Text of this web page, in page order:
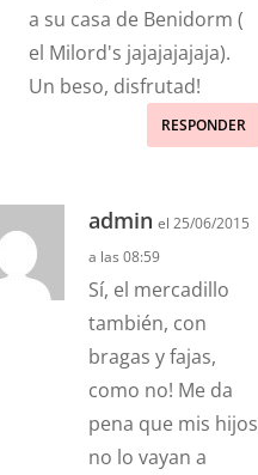
a su casa de Benidorm (
el Milord's jajajajajaja).
Un beso, disfrutad!
RESPONDER
admin el 25/06/2015
a las 08:59
Sí, el mercadillo
también, con
bragas y fajas,
como no! Me da
pena que mis hijos
no lo vayan a